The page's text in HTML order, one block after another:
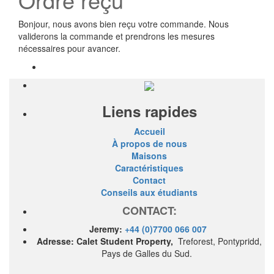
Bonjour, nous avons bien reçu votre commande. Nous
validerons la commande et prendrons les mesures
nécessaires pour avancer.
Liens rapides
Accueil
À propos de nous
Maisons
Caractéristiques
Contact
Conseils aux étudiants
CONTACT:
Jeremy: +44 (0)7700 066 007
Adresse: Calet Student Property, Treforest, Pontypridd,
Pays de Galles du Sud.